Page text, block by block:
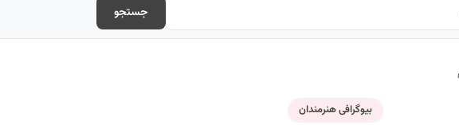
جستجو
بیوگرافی هنرمندان